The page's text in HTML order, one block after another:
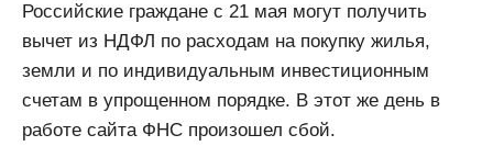
Российские граждане с 21 мая могут получить
вычет из НДФЛ по расходам на покупку жилья,
земли и по индивидуальным инвестиционным
счетам в упрощенном порядке. В этот же день в
работе сайта ФНС произошел сбой.